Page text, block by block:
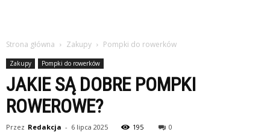
Strona główna Zakupy Pompki do rowerków
Zakupy Pompki do rowerków
JAKIE SĄ DOBRE POMPKI
ROWEROWE?
Przez Redakcja - 6 lipca 2025 195 0